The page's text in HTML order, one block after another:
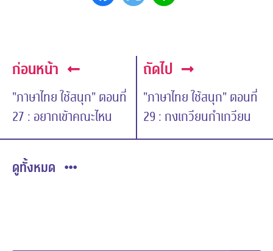
ก่อนหน้า
"ภาษาไทย ใช้สนุก" ตอนที่
27 : อยากเข้าคณะไหน
ถัดไป
"ภาษาไทย ใช้สนุก" ตอนที่
29 : กงเกวียนกำเกวียน
ดูทั้งหมด